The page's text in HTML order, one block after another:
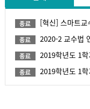
[혁신] 스마트교수법 워크숍 6차:
2020-2 교수법 연구 지
2019학년도 1학기 학문단위 특
2019학년도 1학기 마주오